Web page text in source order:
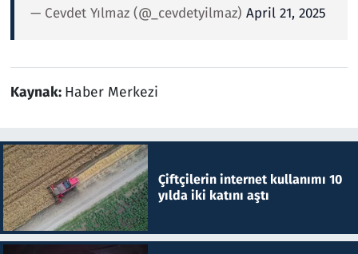
— Cevdet Yılmaz (@_cevdetyilmaz) April 21, 2025
Kaynak: Haber Merkezi
Çiftçilerin internet kullanımı 10
yılda iki katını aştı